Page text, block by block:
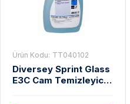
Ürün Kodu: TT040102
Diversey Sprint Glass
E3C Cam Temizleyici